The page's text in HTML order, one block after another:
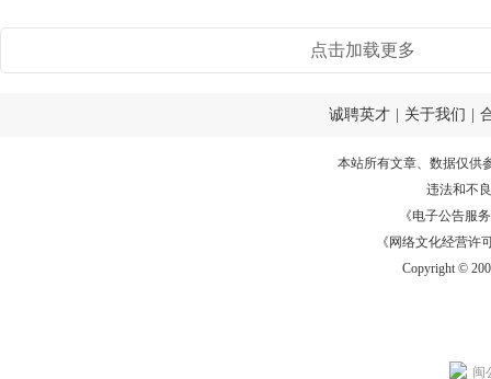
点击加载更多
诚聘英才 关于我们
本站所有文章、数据仅供
违法和不
《电子公告服务
《网络文化经营许
Copyright ©
闽